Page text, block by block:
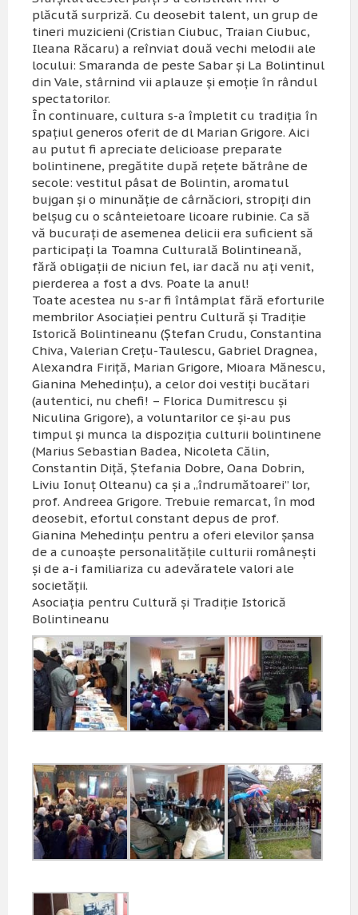
plăcută surpriză. Cu deosebit talent, un grup de
tineri muzicieni (Cristian Ciubuc, Traian Ciubuc,
Ileana Răcaru) a reînviat două vechi melodii ale
locului: Smaranda de peste Sabar şi La Bolintinul
din Vale, stârnind vii aplauze şi emoţie în rândul
spectatorilor.
În continuare, cultura s-a împletit cu tradiţia în
spaţiul generos oferit de dl Marian Grigore. Aici
au putut fi apreciate delicioase preparate
bolintinene, pregătite după reţete bătrâne de
secole: vestitul pâsat de Bolintin, aromatul
bujgan şi o minunăţie de cârnăciori, stropiţi din
belşug cu o scânteietoare licoare rubinie. Ca să
vă bucuraţi de asemenea delicii era suficient să
participaţi la Toamna Culturală Bolintineană,
fără obligaţii de niciun fel, iar dacă nu aţi venit,
pierderea a fost a dvs. Poate la anul!
Toate acestea nu s-ar fi întâmplat fără eforturile
membrilor Asociaţiei pentru Cultură şi Tradiţie
Istorică Bolintineanu (Ştefan Crudu, Constantina
Chiva, Valerian Creţu-Taulescu, Gabriel Dragnea,
Alexandra Firiţă, Marian Grigore, Mioara Mănescu,
Gianina Mehedinţu), a celor doi vestiţi bucătari
(autentici, nu chefi! – Florica Dumitrescu şi
Niculina Grigore), a voluntarilor ce şi-au pus
timpul şi munca la dispoziţia culturii bolintinene
(Marius Sebastian Badea, Nicoleta Călin,
Constantin Diţă, Ştefania Dobre, Oana Dobrin,
Liviu Ionuţ Olteanu) ca şi a „îndrumătoarei” lor,
prof. Andreea Grigore. Trebuie remarcat, în mod
deosebit, efortul constant depus de prof.
Gianina Mehedinţu pentru a oferi elevilor şansa
de a cunoaşte personalităţile culturii româneşti
şi de a-i familiariza cu adevăratele valori ale
societăţii.
Asociaţia pentru Cultură şi Tradiţie Istorică
Bolintineanu